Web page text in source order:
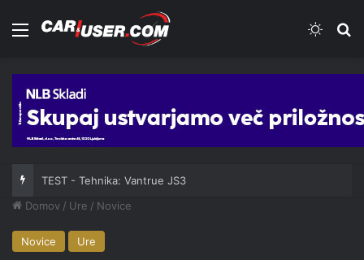
Meni
TEST - Tehnika: Vantrue JS3
Domov / Ure / Novice
Novice Ure